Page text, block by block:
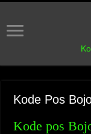
Kode Pos
Kode pos